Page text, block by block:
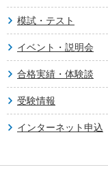
模試・テスト
イベント・説明会
合格実績・体験談
受験情報
インターネット申込